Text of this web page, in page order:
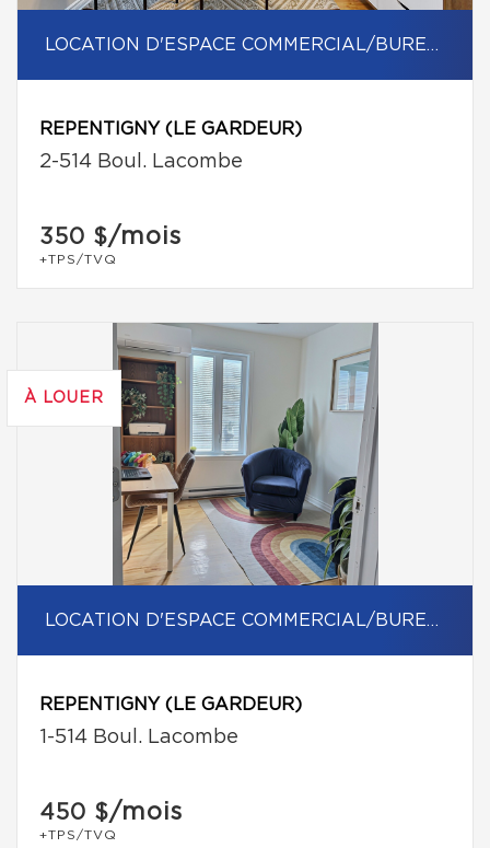
LOCATION D'ESPACE COMMERCIAL/BUREAU
REPENTIGNY (LE GARDEUR)
2-514 Boul. Lacombe
350 $/mois
+TPS/TVQ
À LOUER
LOCATION D'ESPACE COMMERCIAL/BUREAU
REPENTIGNY (LE GARDEUR)
1-514 Boul. Lacombe
450 $/mois
+TPS/TVQ